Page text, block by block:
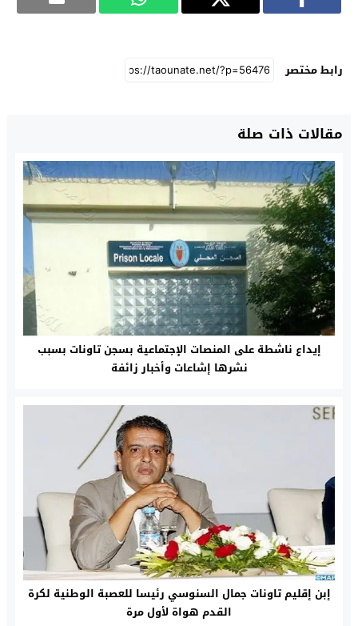
رابط مختصر
مقالات ذات صلة
إيداع ناشطة على المنصات الإجتماعية بسجن تاونات بسبب
نشرها إشاعات وأخبار زائفة
إبن إقليم تاونات جمال السنوسي رئيسا للعصبة الوطنية لكرة
القدم هواة لأول مرة